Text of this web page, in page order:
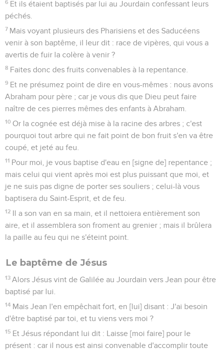
6 Et ils étaient baptisés par lui au Jourdain confessant leurs
péchés.
7 Mais voyant plusieurs des Pharisiens et des Saducéens
venir à son baptême, il leur dit : race de vipères, qui vous a
avertis de fuir la colère à venir ?
8 Faites donc des fruits convenables à la repentance.
9 Et ne présumez point de dire en vous-mêmes : nous avons
Abraham pour père ; car je vous dis que Dieu peut faire
naître de ces pierres mêmes des enfants à Abraham.
10 Or la cognée est déjà mise à la racine des arbres ; c'est
pourquoi tout arbre qui ne fait point de bon fruit s'en va être
coupé, et jeté au feu.
11 Pour moi, je vous baptise d'eau en [signe de] repentance ;
mais celui qui vient après moi est plus puissant que moi, et
je ne suis pas digne de porter ses souliers ; celui-là vous
baptisera du Saint-Esprit, et de feu.
12 Il a son van en sa main, et il nettoiera entièrement son
aire, et il assemblera son froment au grenier ; mais il brûlera
la paille au feu qui ne s'éteint point.
Le baptême de Jésus
13 Alors Jésus vint de Galilée au Jourdain vers Jean pour être
baptisé par lui.
14 Mais Jean l'en empêchait fort, en [lui] disant : J'ai besoin
d'être baptisé par toi, et tu viens vers moi ?
15 Et Jésus répondant lui dit : Laisse [moi faire] pour le
présent : car il nous est ainsi convenable d'accomplir toute